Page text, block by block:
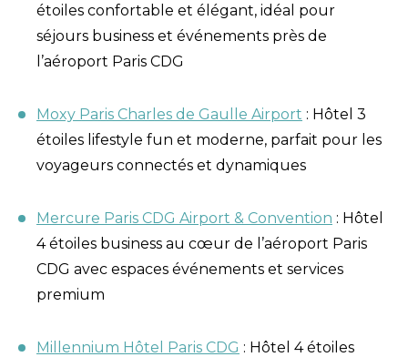
étoiles confortable et élégant, idéal pour
séjours business et événements près de
l’aéroport Paris CDG
Moxy Paris Charles de Gaulle Airport : Hôtel 3
étoiles lifestyle fun et moderne, parfait pour les
voyageurs connectés et dynamiques
Mercure Paris CDG Airport & Convention : Hôtel
4 étoiles business au cœur de l’aéroport Paris
CDG avec espaces événements et services
premium
Millennium Hôtel Paris CDG : Hôtel 4 étoiles